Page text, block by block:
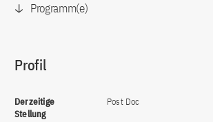
Programm(e)
Profil
Derzeitige
Stellung
Post Doc